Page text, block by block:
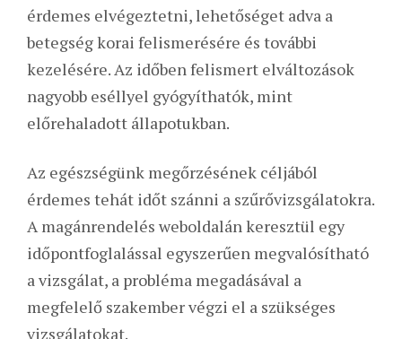
érdemes elvégeztetni, lehetőséget adva a
betegség korai felismerésére és további
kezelésére. Az időben felismert elváltozások
nagyobb eséllyel gyógyíthatók, mint
előrehaladott állapotukban.
Az egészségünk megőrzésének céljából
érdemes tehát időt szánni a szűrővizsgálatokra.
A magánrendelés weboldalán keresztül egy
időpontfoglalással egyszerűen megvalósítható
a vizsgálat, a probléma megadásával a
megfelelő szakember végzi el a szükséges
vizsgálatokat.